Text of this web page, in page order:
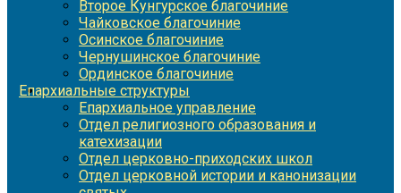
Второе Кунгурское благочиние
Чайковское благочиние
Осинское благочиние
Чернушинское благочиние
Ординское благочиние
Епархиальные структуры
Епархиальное управление
Отдел религиозного образования и
катехизации
Отдел церковно-приходских школ
Отдел церковной истории и канонизации